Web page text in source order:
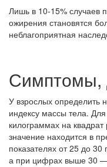
Лишь в 10-15% случаев
ожирения становятся
неблагоприятная
Симптомы,
У взрослых определить
индексу массы тела.
килограммах на
значение находится в
показателях от 25 до 30
а при цифрах выше 30